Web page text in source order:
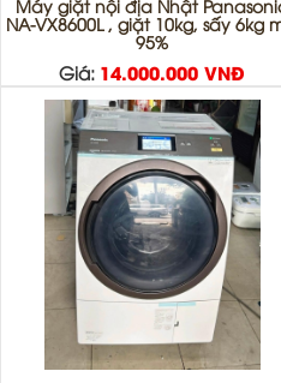
Máy giặt nội địa Nhật
NA-VX8600L , giặt 10kg, sấy 6kg
95%
Giá: 14.000.000 VNĐ